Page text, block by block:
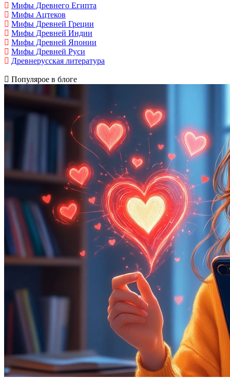
Мифы Древнего Египта
Мифы Ацтеков
Мифы Древней Греции
Мифы Древней Индии
Мифы Древней Японии
Мифы Древней Руси
Древнерусская литература
Популярое в блоге